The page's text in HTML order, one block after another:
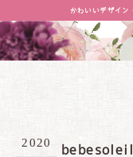
かわいいデザイン
2020